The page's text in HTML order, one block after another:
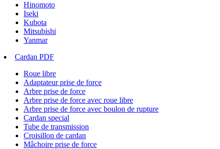
Hinomoto
Iseki
Kubota
Mitsubishi
Yanmar
Cardan PDF
Roue libre
Adaptateur prise de force
Arbre prise de force
Arbre prise de force avec roue libre
Arbre prise de force avec boulon de rupture
Cardan special
Tube de transmission
Croisillon de cardan
Mâchoire prise de force